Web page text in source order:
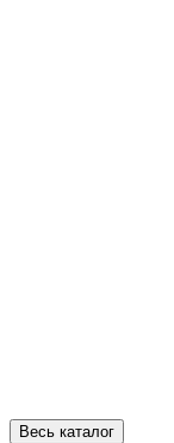
Весь каталог